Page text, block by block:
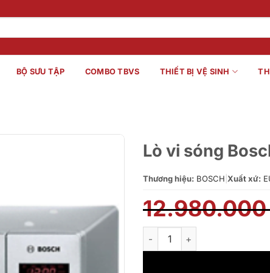
BỘ SƯU TẬP COMBO TBVS THIẾT BỊ VỆ SINH
Lò vi sóng
Thương hiệu: BOSCH Xuất xứ:
Lò vi sóng Bosch HMT75M451